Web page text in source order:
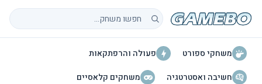
חיפוש משחקים
משחקי ספורט
פעולה והרפתקאות
חשיבה ואסטרטגיה
משחקים קלאסיים